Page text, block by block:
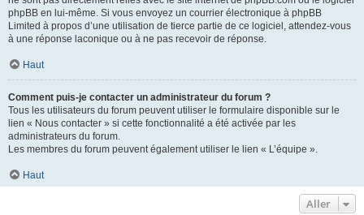
phpBB en lui-même. Si vous envoyez un courrier électronique à phpBB
Limited à propos d’une utilisation de tierce partie de ce logiciel, attendez-vous
à une réponse laconique ou à ne pas recevoir de réponse.
Haut
Comment puis-je contacter un administrateur du forum ?
Tous les utilisateurs du forum peuvent utiliser le formulaire disponible sur le
lien « Nous contacter » si cette fonctionnalité a été activée par les
administrateurs du forum.
Les membres du forum peuvent également utiliser le lien « L’équipe ».
Haut
Aller